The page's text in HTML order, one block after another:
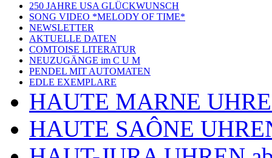
250 JAHRE USA GLÜCKWUNSCH
SONG VIDEO *MELODY OF TIME*
NEWSLETTER
AKTUELLE DATEN
COMTOISE LITERATUR
NEUZUGÄNGE im C U M
PENDEL MIT AUTOMATEN
EDLE EXEMPLARE
HAUTE MARNE
HAUTE SAÔNE